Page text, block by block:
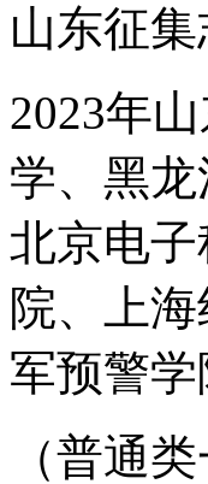
山东征
2023年
学、黑
北京电
院、上
军预警
（普通